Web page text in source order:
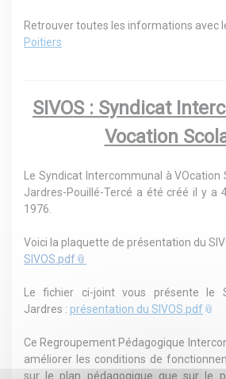
Retrouver toutes les informations avec
Poitiers
SIVOS : Syndicat
Vocation
Le Syndicat Intercommunal à VOcation
Jardres-Pouillé-Tercé a été créé il y a
1976.
Voici la plaquette de présentation du
SIVOS.pdf
Le fichier ci-joint vous présente le
Jardres : présentation du SIVOS.pdf
Ce Regroupement Pédagogique
améliorer les conditions de
sur le plan pédagogique que sur le